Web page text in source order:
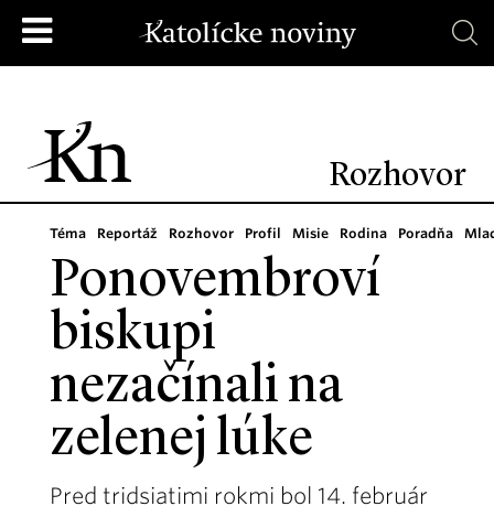
Rozhovor
Téma Reportáž Rozhovor Profil Misie Rodina Poradňa
Ponovembroví
biskupi
nezačínali na
zelenej lúke
Pred tridsiatimi rokmi bol 14. február